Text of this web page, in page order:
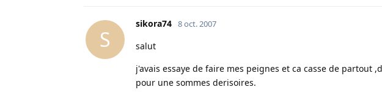
S
sikora74 8 oct. 2007
salut
j'avais essaye de faire mes peignes et ca casse de partout
pour une sommes derisoires.